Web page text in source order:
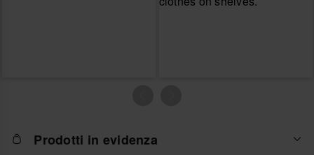
Prodotti in evidenza